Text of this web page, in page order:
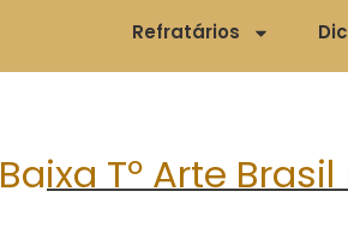
Refratários
Baixa Tº Arte